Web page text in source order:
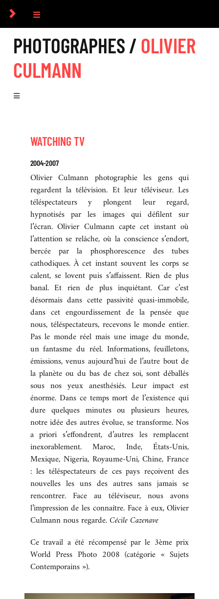
Passer
contenu
Toggle
Navigation
COLLECTIF
PHOTOGRAPHES
CULTUREL
RECHERCHE D’IMAGES
BOUTIQUE
CONTACT
PHOTOGRAPHES / OLIVIER
CULMANN
Toggle
REVUE DE PRESSE
WATCHING TV
2004-2007
Olivier Culmann photographie les gens qui
regardent la télévision. Et leur téléviseur. Les
téléspectateurs y plongent leur regard,
hypnotisés par les images qui défilent sur
l’écran. Olivier Culmann capte cet instant où
l’attention se relâche, où la conscience s’endort,
bercée par la phosphorescence des tubes
cathodiques. À cet instant souvent les corps se
calent, se lovent puis s’affaissent. Rien de plus
banal. Et rien de plus inquiétant. Car c’est
désormais dans cette passivité quasi-immobile,
dans cet engourdissement de la pensée que
nous, téléspectateurs, recevons le monde entier.
Pas le monde réel mais une image du monde,
un fantasme du réel. Informations, feuilletons,
émissions, venus aujourd’hui de l’autre bout de
la planète ou du bas de chez soi, sont déballés
sous nos yeux anesthésiés. Leur impact est
énorme. Dans ce temps mort de l’existence qui
dure quelques minutes ou plusieurs heures,
notre idée des autres évolue, se transforme. Nos
a priori s’effondrent, d’autres les remplacent
inexorablement. Maroc, Inde, États-Unis,
Mexique, Nigeria, Royaume-Uni, Chine, France
: les téléspectateurs de ces pays reçoivent des
nouvelles les uns des autres sans jamais se
rencontrer. Face au téléviseur, nous avons
l’impression de les connaître. Face à eux, Olivier
Culmann nous regarde. Cécile Cazenave
Ce travail a été récompensé par le 3ème prix
World Press Photo 2008 (catégorie « Sujets
Contemporains »).